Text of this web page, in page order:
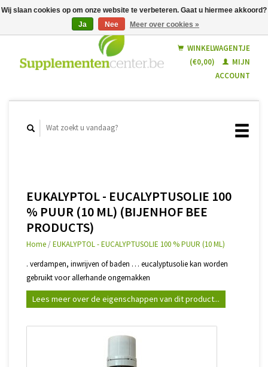
Nederlands
WINKELWAGENTJE
(€0,00)
MIJN
ACCOUNT
EUKALYPTOL - EUCALYPTUSOLIE 100
% PUUR (10 ML) (BIJENHOF BEE
PRODUCTS)
Home /EUKALYPTOL - EUCALYPTUSOLIE 100 % PUUR (10 ML)
. verdampen, inwrijven of baden … eucalyptusolie kan worden
gebruikt voor allerhande ongemakken
Lees meer over de eigenschappen van dit product...
Wij slaan cookies op om onze website te verbeteren. Gaat u hiermee akkoord?
Ja
Nee Meer over cookies »